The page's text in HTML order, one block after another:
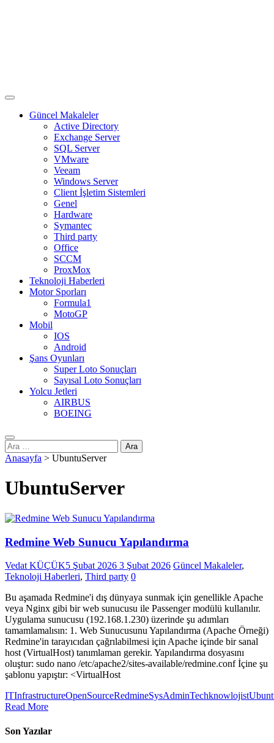
Güncel Makaleler
Active Directory
Exchange Server
SQL Server
VMware
Veeam
Windows Server
Client İşletim Sistemleri
Genel
Hardware
Symantec
Third party
Office
SCCM
ProxMox
Teknoloji Haberleri
Motor Sporları
Formula1
MotoGP
Mobil
IOS
Android
Şans Oyunları
Super Loto Sonuçları
Sayısal Loto Sonuçları
Yolcu Jetleri
AIRBUS
BOEING
Arama:
Anasayfa > UbuntuServer
UbuntuServer
Redmine Web Sunucu Yapılandırma
Vedat KÜÇÜK5 Şubat 2026 3 Şubat 2026 Güncel Makaleler,
Teknoloji Haberleri, Third party 0
Bu aşamada Redmine'i dış dünyaya sunmak için genellikle Apache
veya Nginx gibi bir web sunucusu ile Passenger modülü kullanılır.
Uygulama sunucusu (192.168.1.230) üzerinde şu adımları
tamamlamalısın: 1. Web Sunucusunu Yapılandırma (Apache Örneği)
Redmine'in tarayıcıdan çağrılabilmesi için Apache içinde bir sanal
host (VirtualHost) tanımlaman gerekir. Yapılandırma dosyasını
oluştur: sudo nano /etc/apache2/sites-available/redmine.conf İçine şu
şablonu yapıştır: <VirtualHost
ITInfrastructureOpenSourceRedmineSysAdminTechknowlojist
Read More
Son Yazılar